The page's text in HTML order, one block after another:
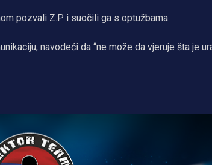
pozvali Z.P. i suočili ga s optužbama.
navodeći da “ne može da vjeruje šta je